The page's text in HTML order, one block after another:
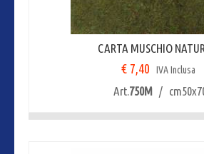
CARTA MUSCHIO
€ 7,40 IVA Inclusa
Art.750M/